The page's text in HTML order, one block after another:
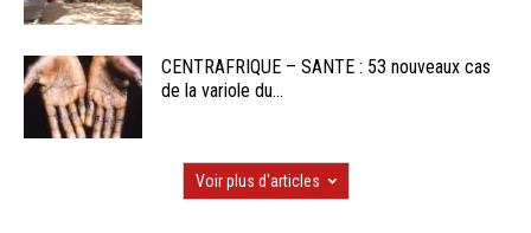
CENTRAFRIQUE – SANTE : 53 nouveaux cas
de la variole du...
Voir plus d'articles